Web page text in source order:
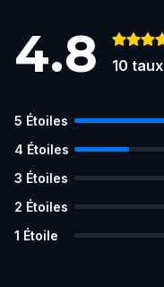
4.8 10 taux
5 Étoiles
4 Étoiles
3 Étoiles
2 Étoiles
1 Étoile